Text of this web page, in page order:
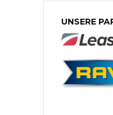
UNSERE